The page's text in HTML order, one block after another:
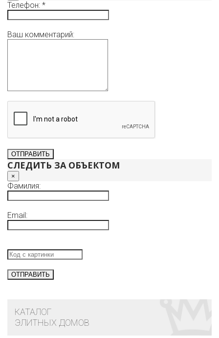
Телефон: *
Ваш комментарий:
СЛЕДИТЬ ЗА ОБЪЕКТОМ
×
Фамилия:
Email:
КАТАЛОГ
ЭЛИТНЫХ ДОМОВ